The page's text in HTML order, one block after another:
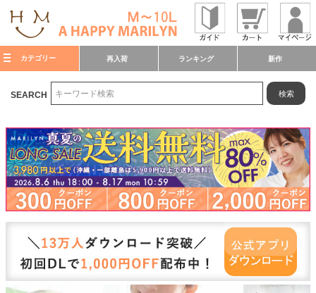
カテゴリー 再入荷 ランキング 新作
SEARCH 検索